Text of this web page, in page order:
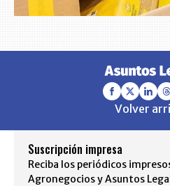
Volver
Suscripción impresa
Reciba los periódicos
Agronegocios y Asuntos